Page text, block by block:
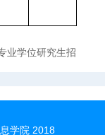
业学位研究生招
学院 2018